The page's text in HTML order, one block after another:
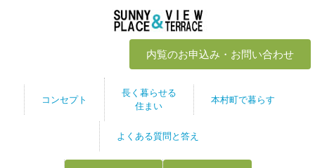
内覧のお申込み・お問い合わせ
コンセプト
長く暮らせる
住まい
本村町で暮らす
よくある質問と答え